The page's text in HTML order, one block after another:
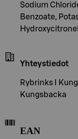
Sodium
Benzoate,
Yhteystiedot
Rybrinks I
Kungsbacka
EAN